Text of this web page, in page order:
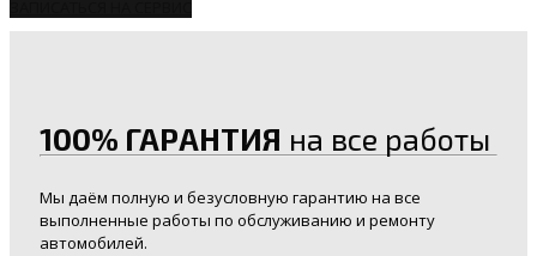
100% ГАРАНТИЯ на все работы
Мы даём полную и безусловную гарантию на все
выполненные работы по обслуживанию и ремонту
автомобилей.